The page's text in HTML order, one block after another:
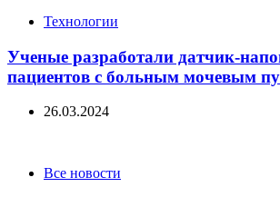
CategoriesТехнологии
Ученые разработали датчик-
пациентов с больным мочевым
26.03.2024
CategoriesВсе новости